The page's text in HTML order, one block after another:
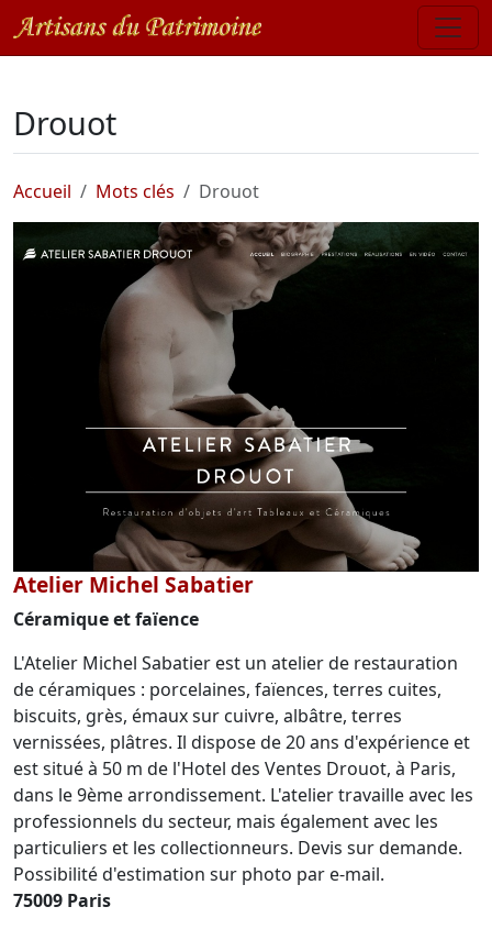
Drouot
Accueil Mots clés Drouot
Atelier Michel Sabatier
Céramique et faïence
L'Atelier Michel Sabatier est un atelier de restauration
de céramiques : porcelaines, faïences, terres cuites,
biscuits, grès, émaux sur cuivre, albâtre, terres
vernissées, plâtres. Il dispose de 20 ans d'expérience et
est situé à 50 m de l'Hotel des Ventes Drouot, à Paris,
dans le 9ème arrondissement. L'atelier travaille avec les
professionnels du secteur, mais également avec les
particuliers et les collectionneurs. Devis sur demande.
Possibilité d'estimation sur photo par e-mail.
75009 Paris